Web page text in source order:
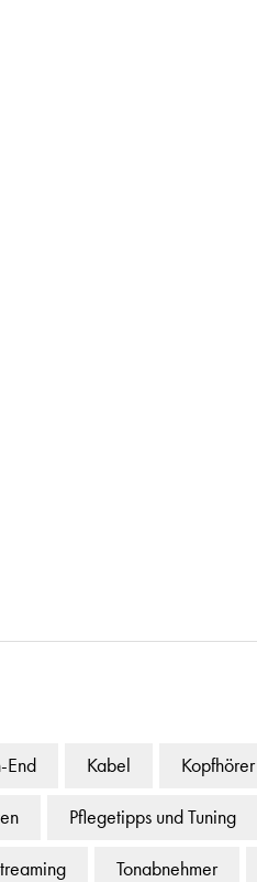
End Kabel Kopfhörer
Pflegetipps und Tuning
Tonabnehmer